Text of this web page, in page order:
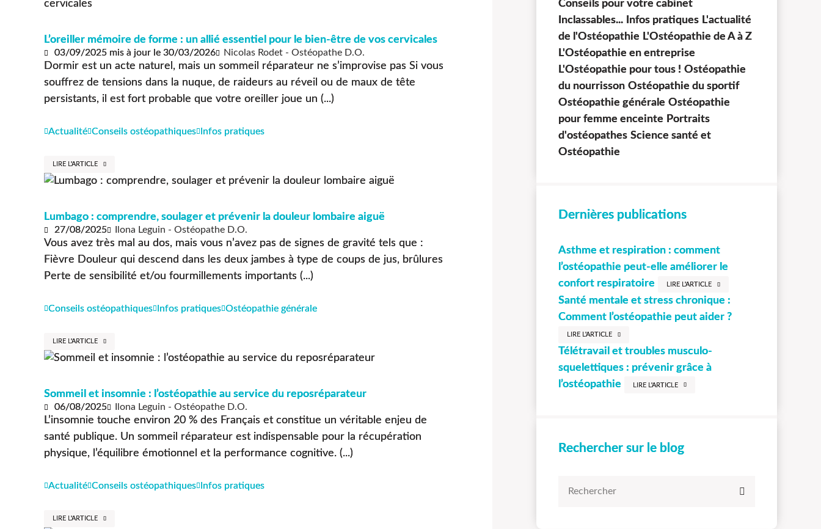
L’oreiller mémoire de forme : un allié essentiel pour le bien-être de vos cervicales
03/09/2025mis à jour le 30/03/2026 Nicolas Rodet - Ostéopathe D.O.
Dormir est un acte naturel, mais un sommeil réparateur ne s’improvise pas Si vous
souffrez de tensions dans la nuque, de raideurs au réveil ou de maux de tête
persistants, il est fort probable que votre oreiller joue un (...)
Actualité Conseils ostéopathiques Infos pratiques
LIRE L'ARTICLE
Lumbago : comprendre, soulager et prévenir la douleur lombaire aiguë
27/08/2025 Ilona Leguin - Ostéopathe D.O.
Vous avez très mal au dos, mais vous n’avez pas de signes de gravité tels que :
Fièvre Douleur qui descend dans les deux jambes à type de coups de jus, brûlures
Perte de sensibilité et/ou fourmillements importants (...)
Conseils ostéopathiques Infos pratiques Ostéopathie générale
LIRE L'ARTICLE
Sommeil et insomnie : l’ostéopathie au service du reposréparateur
06/08/2025 Ilona Leguin - Ostéopathe D.O.
L’insomnie touche environ 20 % des Français et constitue un véritable enjeu de
santé publique. Un sommeil réparateur est indispensable pour la récupération
physique, l’équilibre émotionnel et la performance cognitive. (...)
Actualité Conseils ostéopathiques Infos pratiques
LIRE L'ARTICLE
Conseils pour votre cabinet
Inclassables...
Infos pratiques L'actualité
de l'Ostéopathie L'Ostéopathie de A à Z
L'Ostéopathie en entreprise
L'Ostéopathie pour tous ! Ostéopathie
du nourrisson Ostéopathie du sportif
Ostéopathie générale Ostéopathie
pour femme enceinte Portraits
d'ostéopathes Science santé et
Ostéopathie
Dernières publications
Asthme et respiration : comment
l’ostéopathie peut-elle améliorer le
confort respiratoire
LIRE L'ARTICLE
Santé mentale et stress chronique :
Comment l’ostéopathie peut aider ?
LIRE L'ARTICLE
Télétravail et troubles musculo-
squelettiques : prévenir grâce à
l’ostéopathie
LIRE L'ARTICLE
Rechercher sur le blog